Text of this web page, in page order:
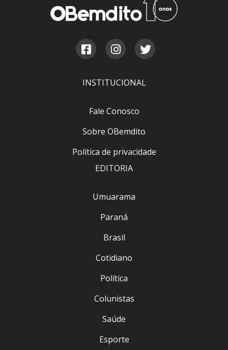
INSTITUCIONAL
Fale Conosco
Sobre OBemdito
Política de privacidade
EDITORIA
Umuarama
Paraná
Brasil
Cotidiano
Política
Colunistas
Saúde
Esporte